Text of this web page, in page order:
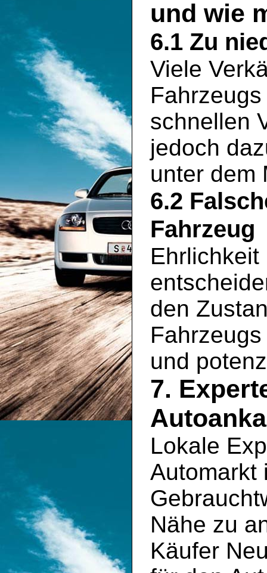
und wie
6.1 Zu
Viele
schnellen
jedoch
unter dem
6.2
Fahrzeug
Ehrlichkeit
den
und
7.
Lokale
Automarkt
Nähe zu
Käufer